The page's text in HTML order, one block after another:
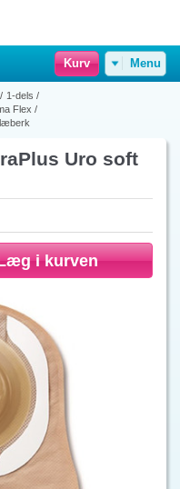
Kurv Menu
/ 1-dels /
Flex /
Uro soft